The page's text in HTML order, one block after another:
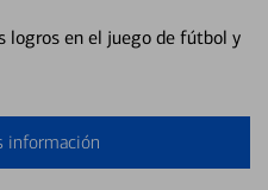
logros en el juego de fútbol y
información